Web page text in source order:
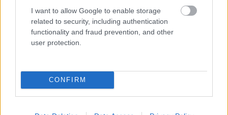
I want to allow Google to enable storage
related to security, including authentication
functionality and fraud prevention, and other
user protection.
CONFIRM
Csinibaba
premier: 1997. február 20.
forgalmazó: Budapest Film
nézőszám: 502.787
zenéiben és változatos szereposztásában
prezentálta sikertényezőit; többen nézték meg
abban az évben, mint aMen in Black - Sötét zsarukat